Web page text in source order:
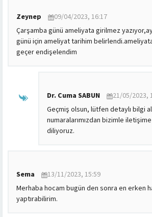
Zeynep
09/04/2023, 16:17
Çarşamba günü ameliyata girilmez
günü için ameliyat tarihim
geçer endişelendim
Dr. Cuma SABUN
21/05/2023,
Geçmiş olsun, lütfen detaylı bilgi
numaralarımızdan bizimle
diliyoruz.
Sema
13/11/2023, 15:59
Merhaba hocam bugün den sonra en erken
yaptırabilirim.